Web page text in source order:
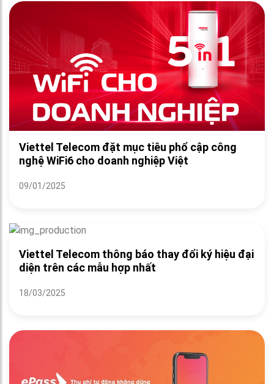
Viettel Telecom đặt mục tiêu phổ cập công
nghệ WiFi6 cho doanh nghiệp Việt
09/01/2025
Viettel Telecom thông báo thay đổi ký hiệu đại
diện trên các mẫu hợp nhất
18/03/2025